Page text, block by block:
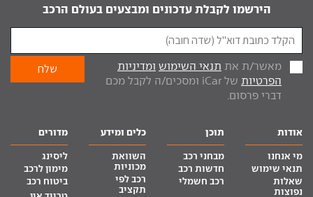
הירשמו לקבלת עדכונים ומבצעים בעולם הרכב
מאשר/ת את תנאי השימוש ומדיניות
הפרטיות
של iCar ומסכים/ה לקבל מכם
דברי פרסום.
אודות
מי אנחנו
תנאי שימוש
שאלות
נפוצות
תוכן
מבחני רכב
חדשות רכב
רכב חשמלי
כלים ומידע
השוואת
מכוניות
רכב לפי
תקציב
מדורים
ליסינג
מימון לרכב
ביטוח רכב